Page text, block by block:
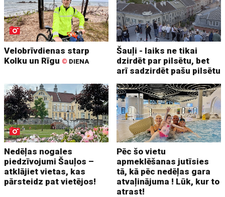
Velobrīvdienas starp
Kolku un Rīgu © DIENA
Šauļi - laiks ne tikai
dzirdēt par pilsētu, bet
arī sadzirdēt pašu pilsētu
Nedēļas nogales
piedzīvojumi Šauļos –
atklājiet vietas, kas
pārsteidz pat vietējos!
Pēc šo vietu
apmeklēšanas jutīsies
tā, kā pēc nedēļas gara
atvaļinājuma ! Lūk, kur to
atrast!